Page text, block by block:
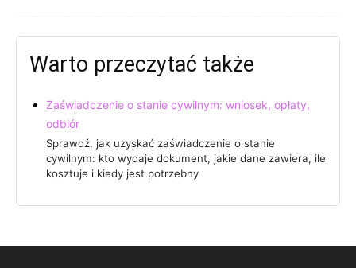
Warto przeczytać także
Zaświadczenie o stanie cywilnym: wniosek, opłaty,
odbiór
Sprawdź, jak uzyskać zaświadczenie o stanie
cywilnym: kto wydaje dokument, jakie dane zawiera, ile
kosztuje i kiedy jest potrzebny